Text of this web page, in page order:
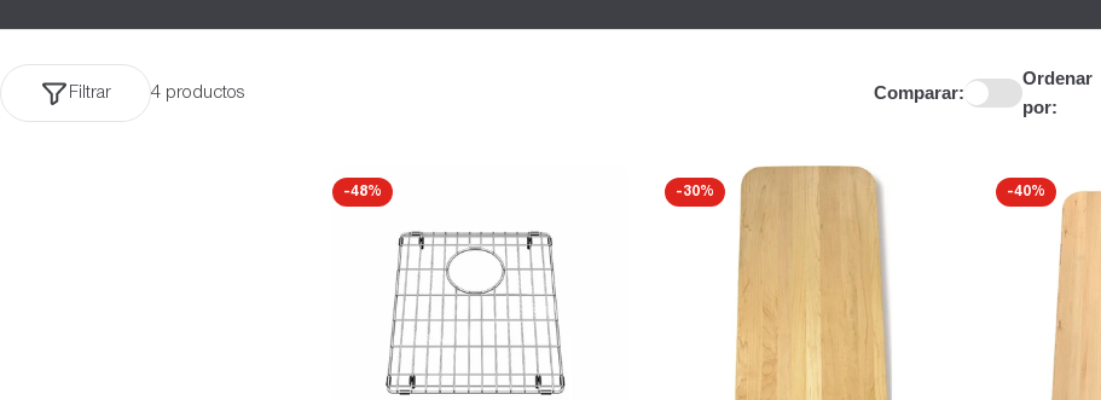
4 productos
Filtrar Comparar:
Ordenar
por:
-48% -30% -40%